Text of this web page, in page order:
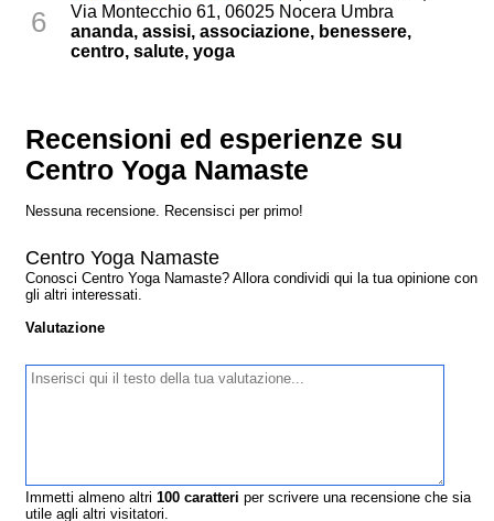
6
Via Montecchio 61, 06025 Nocera Umbra
ananda, assisi, associazione, benessere,
centro, salute, yoga
Recensioni ed esperienze su
Centro Yoga Namaste
Nessuna recensione. Recensisci per primo!
Centro Yoga Namaste
Conosci Centro Yoga Namaste? Allora condividi qui la tua opinione con
gli altri interessati.
Valutazione
Immetti almeno altri100 caratteri per scrivere una recensione che sia
utile agli altri visitatori.